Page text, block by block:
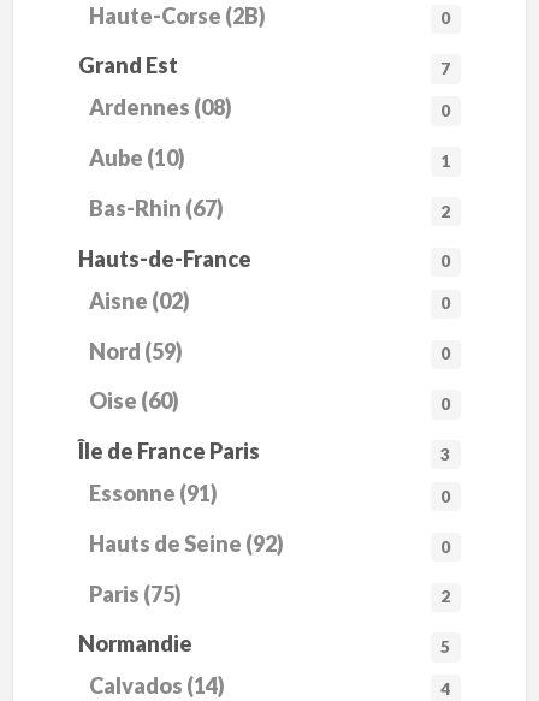
Haute-Corse (2B) 0
Grand Est 7
Ardennes (08) 0
Aube (10) 1
Bas-Rhin (67) 2
Hauts-de-France 0
Aisne (02) 0
Nord (59) 0
Oise (60) 0
Île de France Paris 3
Essonne (91) 0
Hauts de Seine (92) 0
Paris (75) 2
Normandie 5
Calvados (14) 4